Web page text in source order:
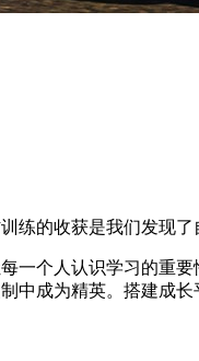
练的收获是我们发现
一个人认识学习的重
中成为精英。搭建成